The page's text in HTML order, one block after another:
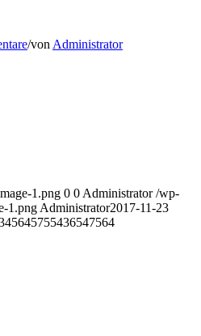
/von Administrator
1.png 0 0 Administrator /wp-
1.png Administrator2017-11-23